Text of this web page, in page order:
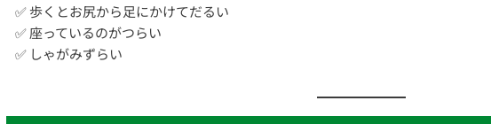
✅ 歩くとお尻から足にかけてだるい
✅ 座っているのがつらい
✅ しゃがみずらい